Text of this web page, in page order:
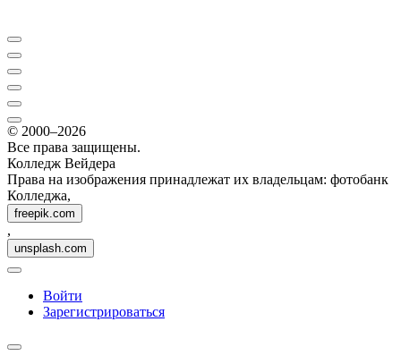
© 2000–2026
Все права защищены.
Колледж Вейдера
Права на изображения принадлежат их владельцам: фотобанк
Колледжа,
freepik.com
,
unsplash.com
Войти
Зарегистрироваться